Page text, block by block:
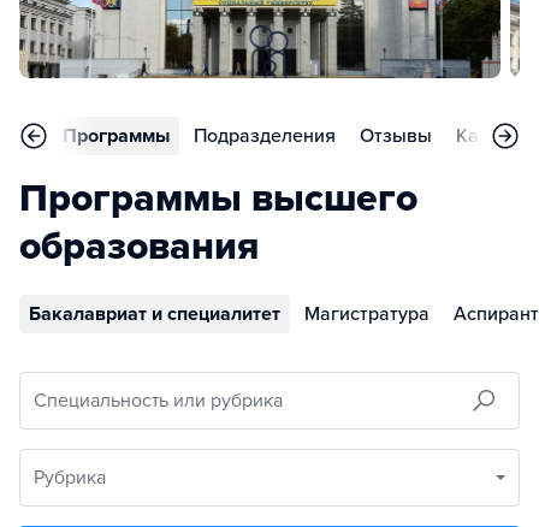
Программы Подразделения Отзывы Карьера
Программы высшего
образования
Бакалавриат и специалитет Магистратура
Специальность или рубрика
Рубрика